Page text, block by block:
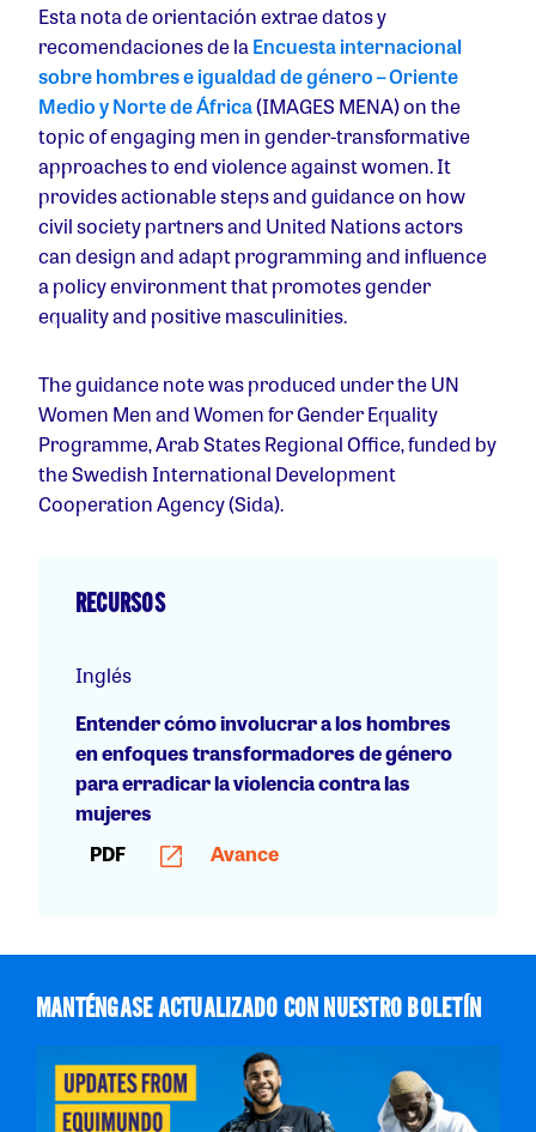
Esta nota de orientación extrae datos y
recomendaciones de la Encuesta internacional
sobre hombres e igualdad de género – Oriente
Medio y Norte de África(IMAGES MENA) on the
topic of engaging men in gender-transformative
approaches to end violence against women. It
provides actionable steps and guidance on how
civil society partners and United Nations actors
can design and adapt programming and influence
a policy environment that promotes gender
equality and positive masculinities.
The guidance note was produced under the UN
Women Men and Women for Gender Equality
Programme, Arab States Regional Office, funded by
the Swedish International Development
Cooperation Agency (Sida).
RECURSOS
Inglés
Entender cómo involucrar a los hombres
en enfoques transformadores de género
para erradicar la violencia contra las
mujeres
PDF
Avance
MANTÉNGASE ACTUALIZADO CON NUESTRO BOLETÍN